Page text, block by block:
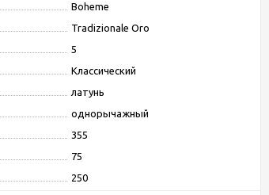
Boheme
Tradizionale Oro
5
Классический
латунь
однорычажный
355
75
250